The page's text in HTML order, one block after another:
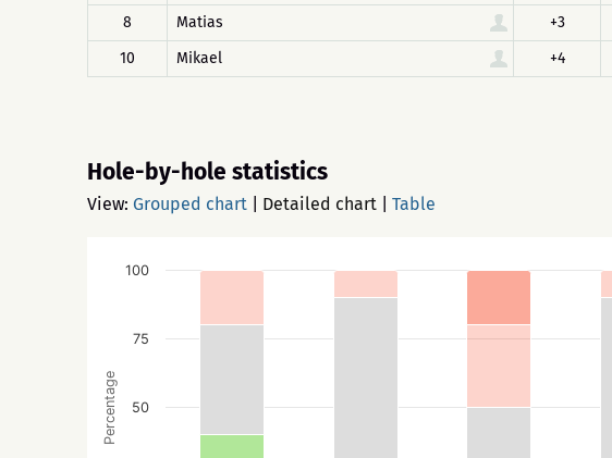
8
Matias +3
10
Mikael +4
Hole-by-hole statistics
View: Grouped chart Detailed chart Table
Percentage 50
75
100